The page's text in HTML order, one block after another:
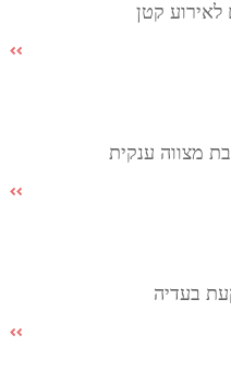
קטן
בת מצווה ענקית
בעדיה